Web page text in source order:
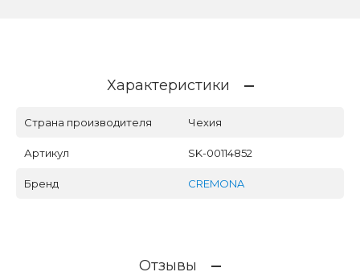
Характеристики
Страна производителя Чехия
Артикул SK-00114852
Бренд CREMONA
Отзывы